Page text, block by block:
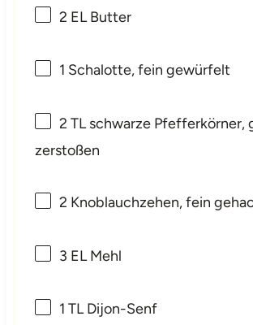
2 EL Butter
1 Schalotte, fein gewürfelt
2 TL schwarze Pfefferkörner,
zerstoßen
2 Knoblauchzehen, fein
3 EL Mehl
1 TL Dijon-Senf